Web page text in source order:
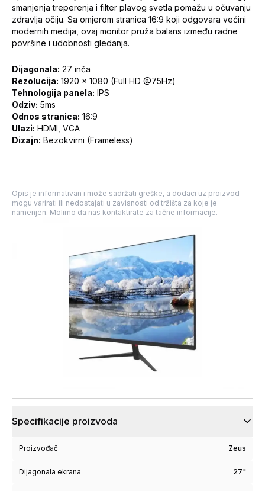
smanjenja treperenja i filter plavog svetla pomažu u očuvanju
zdravlja očiju. Sa omjerom stranica 16:9 koji odgovara većini
modernih medija, ovaj monitor pruža balans između radne
površine i udobnosti gledanja.
Dijagonala: 27 inča
Rezolucija: 1920 x 1080 (Full HD @75Hz)
Tehnologija panela: IPS
Odziv: 5ms
Odnos stranica: 16:9
Ulazi: HDMI, VGA
Dizajn: Bezokvirni (Frameless)
Opis je informativan i može sadržati greške, a dodaci uz proizvod
mogu varirati ili nedostajati u zavisnosti od tržišta za koje je
namenjen. Molimo da nas kontaktirate za tačne informacije.
Specifikacije proizvoda
Proizvođač Zeus
Dijagonala ekrana 27"